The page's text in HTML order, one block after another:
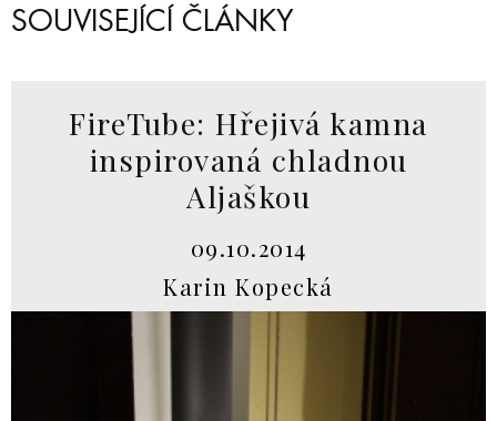
SOUVISEJÍCÍ ČLÁNKY
FireTube: Hřejivá kamna
inspirovaná chladnou
Aljaškou
09.10.2014
Karin Kopecká